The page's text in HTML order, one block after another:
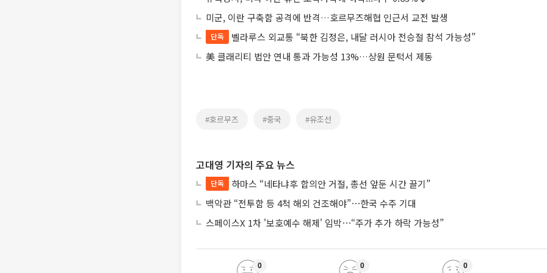
미군, 이란 구축함 공격에 반격…호르무즈해협 인근서 교전 발생
단독
벨라루스 외교통 “북한 김정은, 내달 러시아 전승절 참석 가능성”
美 클래리티 법안 연내 통과 가능성 13%…상원 문턱서 제동
#호르무즈 #중국 #유조선
고대영 기자의 주요 뉴스
단독
하마스 “네타냐후 합의안 거절, 총선 앞둔 시간 끌기”
백악관 “전투함 등 4척 해외 건조해야”⋯한국 수주 기대
스페이스X 1차 '보호예수 해제' 임박⋯“주가 추가 하락 가능성”
0 0 0